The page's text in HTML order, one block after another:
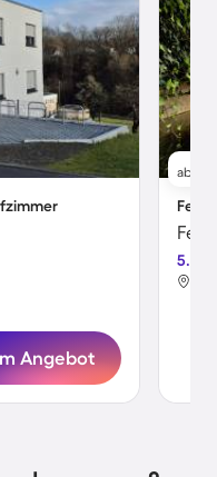
Angebot
ab
5.0